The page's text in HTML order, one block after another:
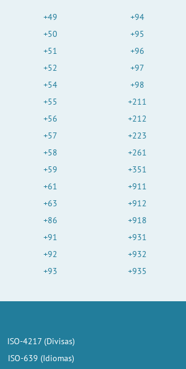
+49
+50
+51
+52
+54
+55
+56
+57
+58
+59
+61
+63
+86
+91
+92
+93
+94
+95
+96
+97
+98
+211
+212
+223
+261
+351
+911
+912
+918
+931
+932
+935
ISO-4217 (Divisas)
ISO-639 (Idiomas)